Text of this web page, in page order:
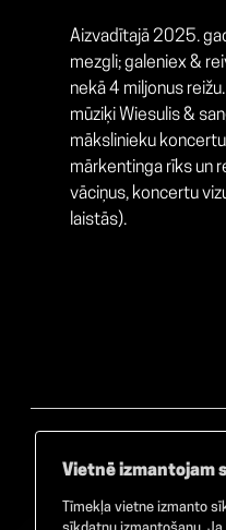
Aizvadītajā 2025.
mezgli; galeniex &
nekā 4 miljonus
mūziķi Wiesulis &
mākslinieku
mārkentinga rīks un
vāciņus, koncertu
laistās).
Vietnē izmantojam
Tīmekļa vietne izmanto